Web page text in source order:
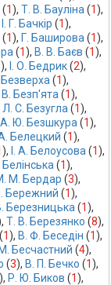
(1), Т. В. Бауліна (1),
І. Г. Бачкір (1),
(1), Г. Баширова (1),
(1), В. В. Баєв (1),
), І. О. Бедрик (2),
І. Безверха (1),
І. В. Безп'ята (1),
Л. С. Безугла (1),
А. Ю. Безшкура (1),
Белецкий (1),
), І. А. Белоусова (1),
Белінська (1),
М. Бердар (3),
Бережний (1),
Березницька (1),
Т. В. Березянко (8),
(1), В. Ф. Беседін (1),
Бесчастний (4),
(3), В. П. Бечко (1),
), Р. Ю. Биков (1),